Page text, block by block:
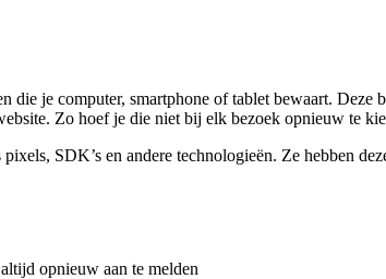
je computer, smartphone of tablet bewaart. Deze
Zo hoef je die niet bij elk bezoek opnieuw te
SDK’s en andere technologieën. Ze hebben
opnieuw aan te melden